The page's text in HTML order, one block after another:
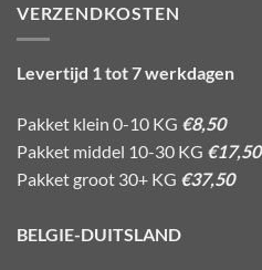
VERZENDKOSTEN
Levertijd 1 tot 7 werkdagen
Pakket klein 0-10 KG €8,50
Pakket middel 10-30 KG €17,50
Pakket groot 30+ KG €37,50
BELGIE-DUITSLAND